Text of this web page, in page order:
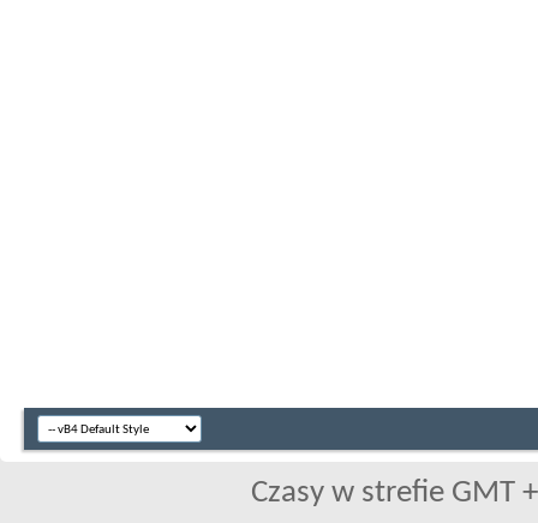
Czasy w strefie GMT